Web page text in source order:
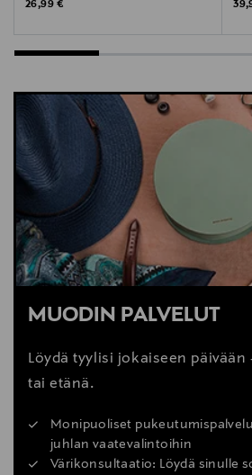
Original Price
26,99 €
MUODIN PALVELUT
Löydä tyylisi jokaiseen päivään
tai etänä.
Monipuoliset
juhlan vaatevalintoihin
Värikonsultaatio: Löydä sinulle